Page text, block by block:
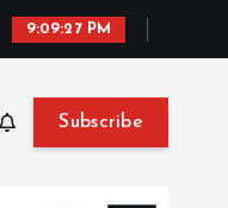
9:09:28 PM
Subscribe